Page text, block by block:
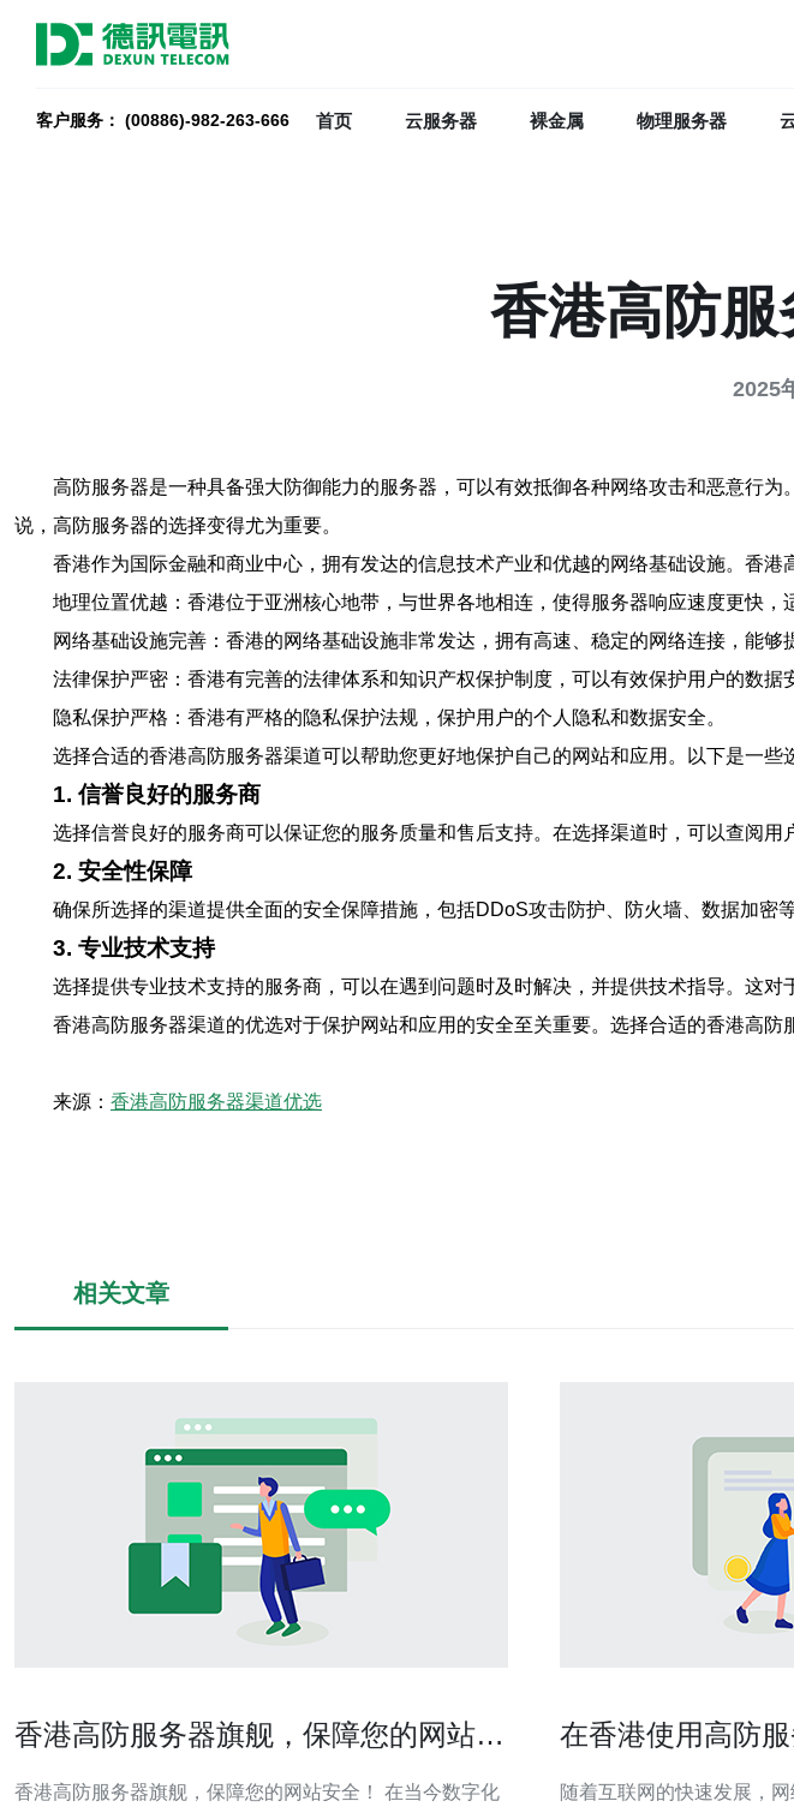
客户服务： (00886)-982-263-666 首页 云服务器 裸金属 物理服务器
香港高防
2025
高防服务器是一种具备强大防御能力的服务器，可以有效抵御各种网络攻击和恶意行
说，高防服务器的选择变得尤为重要。
香港作为国际金融和商业中心，拥有发达的信息技术产业和优越的网络基础设施。香港
地理位置优越：香港位于亚洲核心地带，与世界各地相连，使得服务器响应速度更快，
网络基础设施完善：香港的网络基础设施非常发达，拥有高速、稳定的网络连接，能够
法律保护严密：香港有完善的法律体系和知识产权保护制度，可以有效保护用户的数据
隐私保护严格：香港有严格的隐私保护法规，保护用户的个人隐私和数据安全。
选择合适的香港高防服务器渠道可以帮助您更好地保护自己的网站和应用。以下是一些
1. 信誉良好的服务商
选择信誉良好的服务商可以保证您的服务质量和售后支持。在选择渠道时，可以查阅用
2. 安全性保障
确保所选择的渠道提供全面的安全保障措施，包括DDoS攻击防护、防火墙、数据加密
3. 专业技术支持
选择提供专业技术支持的服务商，可以在遇到问题时及时解决，并提供技术指导。这对
香港高防服务器渠道的优选对于保护网站和应用的安全至关重要。选择合适的香港高
来源： 香港高防服务器渠道优选
相关文章
香港高防服务器旗舰，保障您的网站安
香港高防服务器旗舰，保障您的网站安全！ 在当今数字化
在香港使用高防
随着互联网的快速发展，